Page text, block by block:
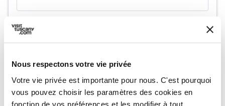
Nous respectons votre vie privée
Votre vie privée est importante pour nous. C'est pourquoi
vous pouvez choisir les paramètres des cookies en
fonction de vos préférences et les modifier à tout
5.
map Voir sur la carte